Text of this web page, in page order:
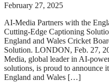
February 27, 2025
AI-Media Partners with the
Cutting-Edge Captioning
England and Wales Cricket
Solution. LONDON, Feb. 27,
Media, global leader in AI-
solutions, is proud to announce
England and Wales […]